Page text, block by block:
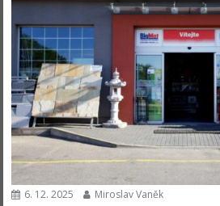
6. 12. 2025 Miroslav Vaněk